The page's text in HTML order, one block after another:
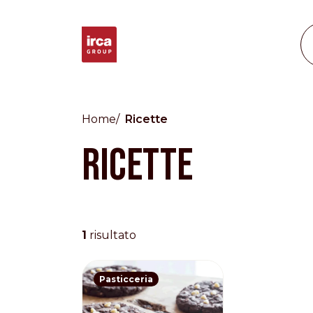
Countries
English
EnglishEspañol FrançaisPortuguês
Benelux
Home Ricette
Ricette
1 risultato
Pasticceria